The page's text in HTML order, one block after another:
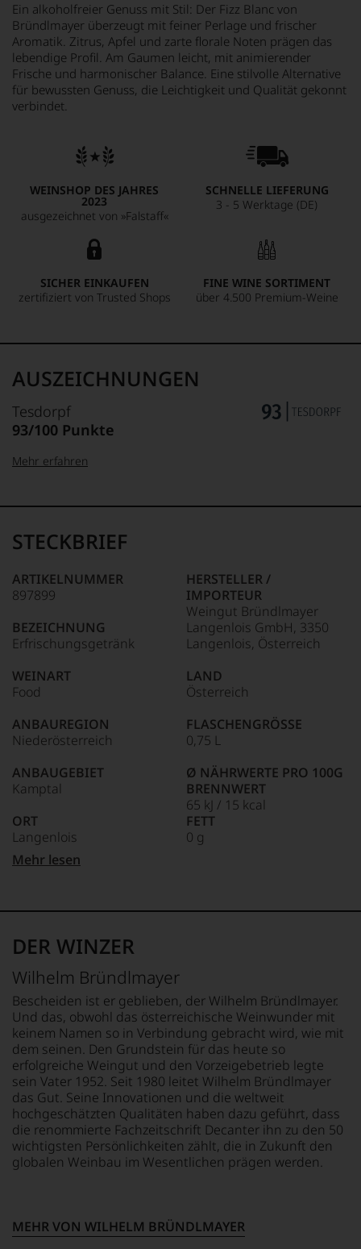
Ein alkoholfreier Genuss mit Stil: Der Fizz Blanc von
Bründlmayer überzeugt mit feiner Perlage und frischer
Aromatik. Zitrus, Apfel und zarte florale Noten prägen das
lebendige Profil. Am Gaumen leicht, mit animierender
Frische und harmonischer Balance. Eine stilvolle Alternative
für bewussten Genuss, die Leichtigkeit und Qualität gekonnt
verbindet.
WEINSHOP DES JAHRES
2023
ausgezeichnet von »Falstaff«
SCHNELLE LIEFERUNG
3 - 5 Werktage (DE)
SICHER EINKAUFEN
zertifiziert von Trusted Shops
FINE WINE SORTIMENT
über 4.500 Premium-Weine
AUSZEICHNUNGEN
Tesdorpf
93/100 Punkte
95–98 Punkte:
90–94 Punkte:
Unter 85 Punkte:
Name
Tesdorpf
für
»Fine
für
die
edlen
Weine
der
Welt,
kaum
ein
Das
dokumentieren
auch
und
gerade
mit
Medaillen
Weinjournalisten
Fachpublikationen
unseren
Aussendungen
oder
in
unserem
Webshop,
um
zu
unterstreichen,
auf
welch
hohem
unsere
Weinselektion
Mehr erfahren
STECKBRIEF
ARTIKELNUMMER
897899
BEZEICHNUNG
Erfrischungsgetränk
WEINART
Food
ANBAUREGION
Niederösterreich
ANBAUGEBIET
Kamptal
ORT
Langenlois
BIO KENNZEICHNUNG
PRODUKT
ALKOHOLGEHALT
Alkoholfrei (Enthält
weniger als 0,5 % Vol.
Alkohol)
VERSCHLUSS
Sekt/Champagnerkorken
ALLERGENHINWEIS
enthält Sulfite
HERSTELLER /
IMPORTEUR
Weingut Bründlmayer
Langenlois GmbH, 3350
Langenlois, Österreich
LAND
Österreich
FLASCHENGRÖSSE
0,75 L
Ø NÄHRWERTE PRO 100G
BRENNWERT
65 kJ / 15 kcal
FETT
0 g
davon Zucker: 3,3 g
ZUTATEN
Wasser, Traubensaft*,
Verjus*, Kohlensäure**,
Honeybushtee*, Auszug
von getrockneter
Bergamotte*, Rooibostee*.
* biologischer
Landwirtschaft ** Aus
hauseigner Produktion
Mehr lesen
DER WINZER
Wilhelm Bründlmayer
Bescheiden ist er geblieben, der Wilhelm Bründlmayer.
Und das, obwohl das österreichische Weinwunder mit
keinem Namen so in Verbindung gebracht wird, wie mit
dem seinen. Den Grundstein für das heute so
erfolgreiche Weingut und den Vorzeigebetrieb legte
sein Vater 1952. Seit 1980 leitet Wilhelm Bründlmayer
das Gut. Seine Innovationen und die weltweit
hochgeschätzten Qualitäten haben dazu geführt, dass
die renommierte Fachzeitschrift Decanter ihn zu den 50
wichtigsten Persönlichkeiten zählt, die in Zukunft den
globalen Weinbau im Wesentlichen prägen werden.
MEHR VON WILHELM BRÜNDLMAYER